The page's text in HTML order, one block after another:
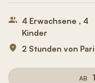
4 Erwachsene , 4
Kinder
2 Stunden von
AB